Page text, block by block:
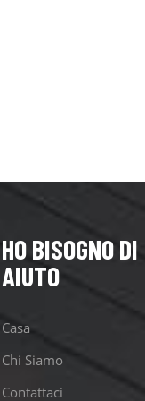
HO BISOGNO DI
AIUTO
Casa
Chi Siamo
Contattaci